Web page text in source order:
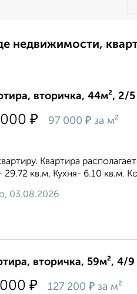
недвижимости,
вторичка, 44м², 2/
₽ 97 000 ₽ за м²
Квартира
29.72 кв.м, Кухня- 6.10 кв.м.
03.08.2026
вторичка, 59м², 4/
₽ 127 200 ₽ за м²